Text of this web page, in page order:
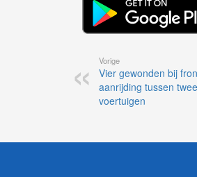
Vorige
Vier gewonden bij
aanrijding tussen twee
voertuigen